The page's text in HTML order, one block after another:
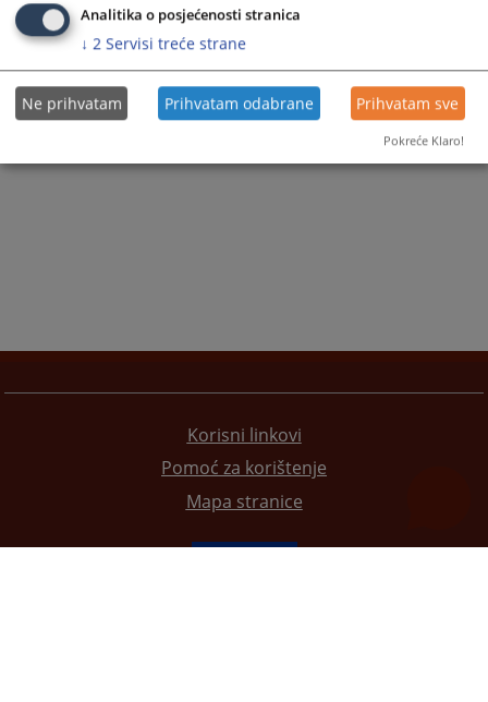
Korisni linkovi
Pomoć za korištenje
Mapa stranice
Analitika o posjećenosti stranica
↓ 2 Servisi treće strane
Ne prihvatam Prihvatam odabrane Prihvatam sve
Pokreće Klaro!